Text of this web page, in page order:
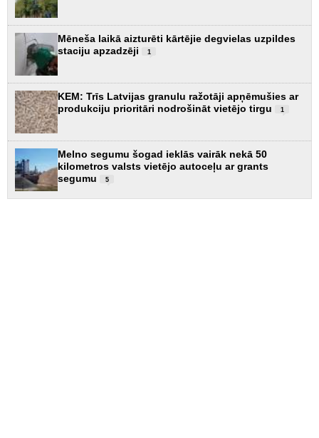
Mēneša laikā aizturēti kārtējie degvielas uzpildes
staciju apzadzēji
1
KEM: Trīs Latvijas granulu ražotāji apņēmušies ar
produkciju prioritāri nodrošināt vietējo tirgu
1
Melno segumu šogad ieklās vairāk nekā 50
kilometros valsts vietējo autoceļu ar grants
segumu
5